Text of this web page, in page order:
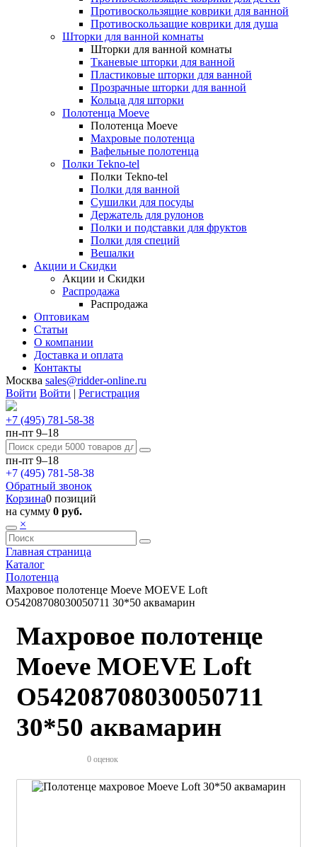
Противоскользящие коврики для ванной
Противоскользащие коврики для душа
Шторки для ванной комнаты
Шторки для ванной комнаты
Тканевые шторки для ванной
Пластиковые шторки для ванной
Прозрачные шторки для ванной
Кольца для шторки
Полотенца Moeve
Полотенца Moeve
Махровые полотенца
Вафельные полотенца
Полки Tekno-tel
Полки Tekno-tel
Полки для ванной
Сушилки для посуды
Держатель для рулонов
Полки и подставки для фруктов
Полки для специй
Вешалки
Акции и Скидки
Акции и Скидки
Распродажа
Распродажа
Оптовикам
Статьи
О компании
Доставка и оплата
Контакты
Москва sales@ridder-online.ru
Войти Войти | Регистрация
+7 (495) 781-58-38
пн-пт 9–18
пн-пт 9–18
+7 (495) 781-58-38
Обратный звонок
Корзина0 позиций
на сумму 0 руб.
×
Главная страница
Каталог
Полотенца
Махровое полотенце Moeve MOEVE Loft
О54208708030050711 30*50 аквамарин
Махровое полотенце
Moeve MOEVE Loft
О54208708030050711
30*50 аквамарин
0 оценок